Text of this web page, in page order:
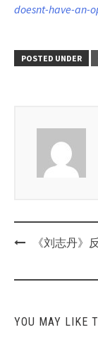
doesnt-have-an-
POSTED UNDER
Post《刘志丹》
YOU MAY LIKE